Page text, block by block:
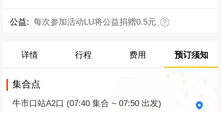
公益: 每次参加活动LU将公益捐赠0.5元
详情 行程 费用 预订须知
集合点
牛市口站A2口 (07:40 集合 ~ 07:50 出发)